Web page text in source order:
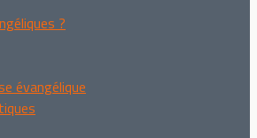
?
évangélique